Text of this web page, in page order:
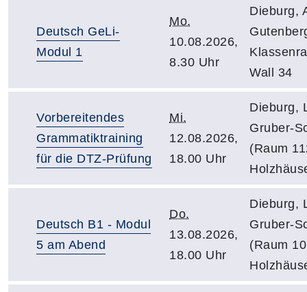
Deutsch GeLi-
Modul 1
Mo.
10.08.2026,
8.30 Uhr
Dieburg,
Wall 34
Vorbereitendes
Grammatiktraining
für die DTZ-Prüfung
Mi.
12.08.2026,
18.00 Uhr
Dieburg,
Gruber-
(Raum
Deutsch B1 - Modul
5 am Abend
Do.
13.08.2026,
18.00 Uhr
Dieburg,
Gruber-
(Raum